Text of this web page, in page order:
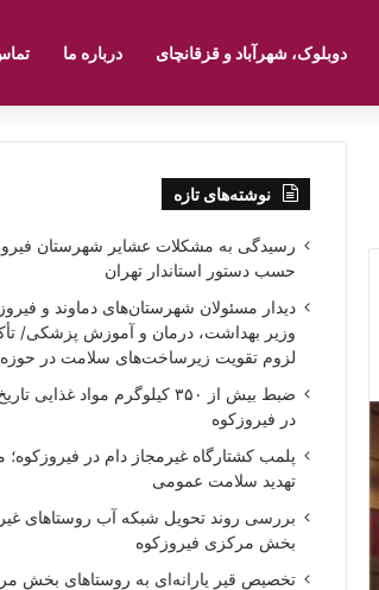
دوبلوک، شهرآباد و قزقانچای درباره ما
نوشته‌های تازه
رسیدگی به مشکلات عشایر شهرستان
حسب دستور استاندار تهران
دیدار مسئولان شهرستان‌های دماوند و
وزیر بهداشت، درمان و آموزش پزشکی/
لزوم تقویت زیرساخت‌های سلامت در حوزه
ضبط بیش از ۳۵۰ کیلوگرم مواد غذایی
در فیروزکوه
پلمب کشتارگاه غیرمجاز دام در فیروزکوه؛
تهدید سلامت عمومی
بررسی روند تحویل شبکه آب روستاهای
بخش مرکزی فیروزکوه
تخصیص قیر یارانه‌ای به روستاهای بخش